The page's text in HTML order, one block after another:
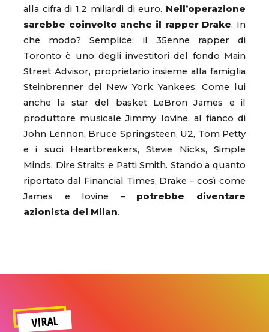
alla cifra di 1,2 miliardi di euro. Nell’operazione
sarebbe coinvolto anche il rapper Drake. In
che modo? Semplice: il 35enne rapper di
Toronto è uno degli investitori del fondo Main
Street Advisor, proprietario insieme alla famiglia
Steinbrenner dei New York Yankees. Come lui
anche la star del basket LeBron James e il
produttore musicale Jimmy Iovine, al fianco di
John Lennon, Bruce Springsteen, U2, Tom Petty
e i suoi Heartbreakers, Stevie Nicks, Simple
Minds, Dire Straits e Patti Smith. Stando a quanto
riportato dal Financial Times, Drake – così come
James e Iovine – potrebbe diventare
azionista del Milan.
VIRAL